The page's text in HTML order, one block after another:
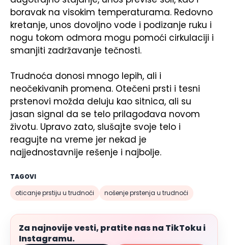
boravak na visokim temperaturama. Redovno
kretanje, unos dovoljno vode i podizanje ruku i
nogu tokom odmora mogu pomoći cirkulaciji i
smanjiti zadržavanje tečnosti.
Trudnoća donosi mnogo lepih, ali i
neočekivanih promena. Otečeni prsti i tesni
prstenovi možda deluju kao sitnica, ali su
jasan signal da se telo prilagođava novom
životu. Upravo zato, slušajte svoje telo i
reagujte na vreme jer nekad je
najjednostavnije rešenje i najbolje.
TAGOVI
oticanje prstiju u trudnoći
nošenje prstenja u trudnoći
Za najnovije vesti, pratite nas na TikToku i
Instagramu.